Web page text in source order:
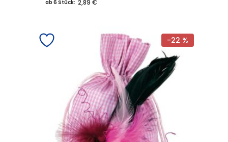
ab 6 Stück: 2,89 €
-22 %